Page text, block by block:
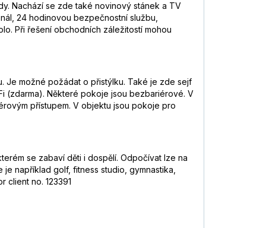
Nachází se zde také novinový stánek a TV
24 hodinovou bezpečnostní službu,
Při řešení obchodních záležitostí mohou
Je možné požádat o přistýlku. Také je zde sejf
(zdarma). Některé pokoje jsou bezbariérové. V
přístupem. V objektu jsou pokoje pro
se zabaví děti i dospělí. Odpočívat lze na
například golf, fitness studio, gymnastika,
client no. 123391